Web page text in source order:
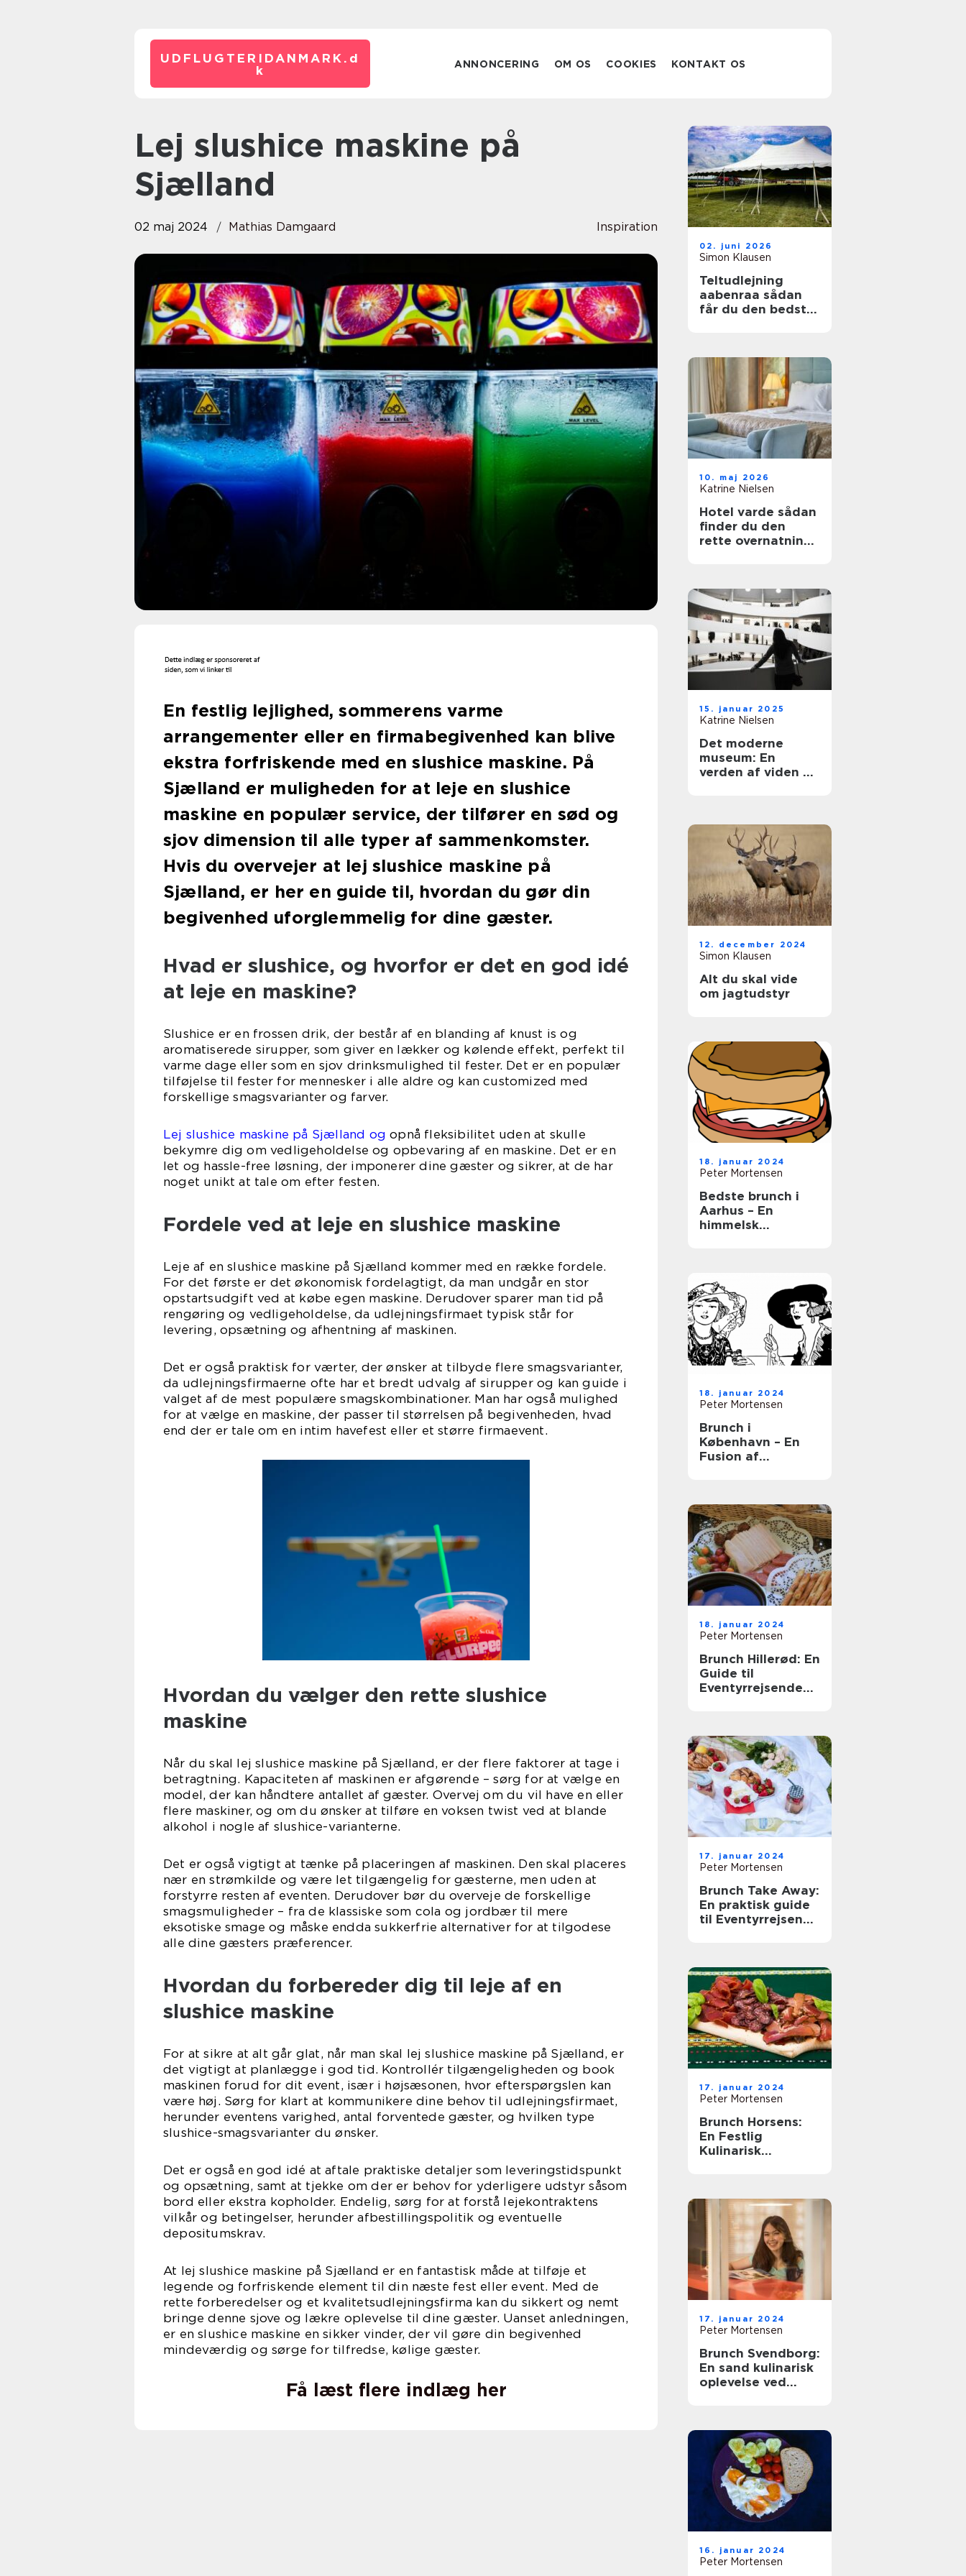
UDFLUGTERIDANMARK. d
k
ANNONCERING OM OS COOKIES KONTAKT OS
Lej slushice maskine på
Sjælland
02 maj 2024 Mathias Damgaard Inspiration
En festlig lejlighed, sommerens varme
arrangementer eller en firmabegivenhed kan blive
ekstra forfriskende med en slushice maskine. På
Sjælland er muligheden for at leje en slushice
maskine en populær service, der tilfører en sød og
sjov dimension til alle typer af sammenkomster.
Hvis du overvejer at lej slushice maskine på
Sjælland, er her en guide til, hvordan du gør din
begivenhed uforglemmelig for dine gæster.
Hvad er slushice, og hvorfor er det en god idé
at leje en maskine?
Slushice er en frossen drik, der består af en blanding af knust is og
aromatiserede sirupper, som giver en lækker og kølende effekt, perfekt til
varme dage eller som en sjov drinksmulighed til fester. Det er en populær
tilføjelse til fester for mennesker i alle aldre og kan customized med
forskellige smagsvarianter og farver.
Lej slushice maskine på Sjælland og opnå fleksibilitet uden at skulle
bekymre dig om vedligeholdelse og opbevaring af en maskine. Det er en
let og hassle-free løsning, der imponerer dine gæster og sikrer, at de har
noget unikt at tale om efter festen.
Fordele ved at leje en slushice maskine
Leje af en slushice maskine på Sjælland kommer med en række fordele.
For det første er det økonomisk fordelagtigt, da man undgår en stor
opstartsudgift ved at købe egen maskine. Derudover sparer man tid på
rengøring og vedligeholdelse, da udlejningsfirmaet typisk står for
levering, opsætning og afhentning af maskinen.
Det er også praktisk for værter, der ønsker at tilbyde flere smagsvarianter,
da udlejningsfirmaerne ofte har et bredt udvalg af sirupper og kan guide i
valget af de mest populære smagskombinationer. Man har også mulighed
for at vælge en maskine, der passer til størrelsen på begivenheden, hvad
end der er tale om en intim havefest eller et større firmaevent.
Hvordan du vælger den rette slushice
maskine
Når du skal lej slushice maskine på Sjælland, er der flere faktorer at tage i
betragtning. Kapaciteten af maskinen er afgørende – sørg for at vælge en
model, der kan håndtere antallet af gæster. Overvej om du vil have en eller
flere maskiner, og om du ønsker at tilføre en voksen twist ved at blande
alkohol i nogle af slushice-varianterne.
Det er også vigtigt at tænke på placeringen af maskinen. Den skal placeres
nær en strømkilde og være let tilgængelig for gæsterne, men uden at
forstyrre resten af eventen. Derudover bør du overveje de forskellige
smagsmuligheder – fra de klassiske som cola og jordbær til mere
eksotiske smage og måske endda sukkerfrie alternativer for at tilgodese
alle dine gæsters præferencer.
Hvordan du forbereder dig til leje af en
slushice maskine
For at sikre at alt går glat, når man skal lej slushice maskine på Sjælland, er
det vigtigt at planlægge i god tid. Kontrollér tilgængeligheden og book
maskinen forud for dit event, især i højsæsonen, hvor efterspørgslen kan
være høj. Sørg for klart at kommunikere dine behov til udlejningsfirmaet,
herunder eventens varighed, antal forventede gæster, og hvilken type
slushice-smagsvarianter du ønsker.
Det er også en god idé at aftale praktiske detaljer som leveringstidspunkt
og opsætning, samt at tjekke om der er behov for yderligere udstyr såsom
bord eller ekstra kopholder. Endelig, sørg for at forstå lejekontraktens
vilkår og betingelser, herunder afbestillingspolitik og eventuelle
depositumskrav.
At lej slushice maskine på Sjælland er en fantastisk måde at tilføje et
legende og forfriskende element til din næste fest eller event. Med de
rette forberedelser og et kvalitetsudlejningsfirma kan du sikkert og nemt
bringe denne sjove og lækre oplevelse til dine gæster. Uanset anledningen,
er en slushice maskine en sikker vinder, der vil gøre din begivenhed
mindeværdig og sørge for tilfredse, kølige gæster.
Få læst flere indlæg her
02. juni 2026
Simon Klausen
Teltudlejning
aabenraa sådan
får du den bedste
10. maj 2026
Katrine Nielsen
Hotel varde sådan
finder du den
rette overnatning
15. januar 2025
Katrine Nielsen
Det moderne
museum: En
verden af viden og
12. december 2024
Simon Klausen
Alt du skal vide
om jagtudstyr
18. januar 2024
Peter Mortensen
Bedste brunch i
Aarhus – En
himmelsk
18. januar 2024
Peter Mortensen
Brunch i
København – En
Fusion af
18. januar 2024
Peter Mortensen
Brunch Hillerød: En
Guide til
Eventyrrejsende
17. januar 2024
Peter Mortensen
Brunch Take Away:
En praktisk guide
til Eventyrrejsende
17. januar 2024
Peter Mortensen
Brunch Horsens:
En Festlig
Kulinarisk
17. januar 2024
Peter Mortensen
Brunch Svendborg:
En sand kulinarisk
oplevelse ved
16. januar 2024
Peter Mortensen